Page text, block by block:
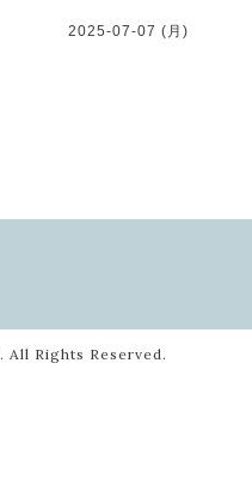
2025-07-07 (月)
. All Rights Reserved.